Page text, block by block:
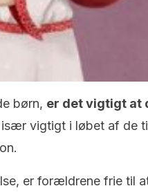
børn, er det vigtigt at
især vigtigt i løbet af de
er forældrene frie til